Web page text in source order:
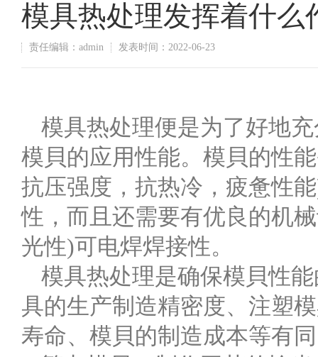
模具热处理发挥着什么
责任编辑：admin 发表时间：2022-06-23
模具热处理便是为了好地
模貝的应用性能。模貝的性
抗压强度，抗热冷，疲惫性
性，而且还需要有优良的机
光性)可电焊焊接性。
模具热处理是确保模貝性
具的生产制造精密度、注塑
寿命、模貝的制造成本等有